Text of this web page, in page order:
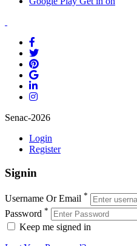
Senac-2026
Login
Register
Signin
Username Or Email *
Password *
Keep me signed in